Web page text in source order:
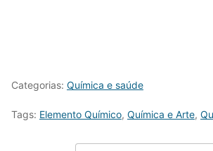
Categorias: Química e saúde
Tags: Elemento Químico, Química e Arte,